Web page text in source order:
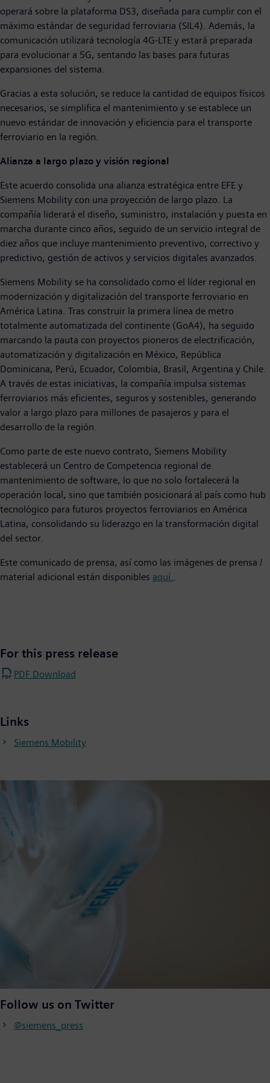
operará sobre la plataforma DS3, diseñada para cumplir con el
máximo estándar de seguridad ferroviaria (SIL4). Además, la
comunicación utilizará tecnología 4G-LTE y estará preparada
para evolucionar a 5G, sentando las bases para futuras
expansiones del sistema.
Gracias a esta solución, se reduce la cantidad de equipos físicos
necesarios, se simplifica el mantenimiento y se establece un
nuevo estándar de innovación y eficiencia para el transporte
ferroviario en la región.
Alianza a largo plazo y visión regional
Este acuerdo consolida una alianza estratégica entre EFE y
Siemens Mobility con una proyección de largo plazo. La
compañía liderará el diseño, suministro, instalación y puesta en
marcha durante cinco años, seguido de un servicio integral de
diez años que incluye mantenimiento preventivo, correctivo y
predictivo, gestión de activos y servicios digitales avanzados.
Siemens Mobility se ha consolidado como el líder regional en
modernización y digitalización del transporte ferroviario en
América Latina. Tras construir la primera línea de metro
totalmente automatizada del continente (GoA4), ha seguido
marcando la pauta con proyectos pioneros de electrificación,
automatización y digitalización en México, República
Dominicana, Perú, Ecuador, Colombia, Brasil, Argentina y Chile.
A través de estas iniciativas, la compañía impulsa sistemas
ferroviarios más eficientes, seguros y sostenibles, generando
valor a largo plazo para millones de pasajeros y para el
desarrollo de la región.
Como parte de este nuevo contrato, Siemens Mobility
establecerá un Centro de Competencia regional de
mantenimiento de software, lo que no solo fortalecerá la
operación local, sino que también posicionará al país como hub
tecnológico para futuros proyectos ferroviarios en América
Latina, consolidando su liderazgo en la transformación digital
del sector.
Este comunicado de prensa, así como las imágenes de prensa /
material adicional están disponibles aquí..
For this press release
PDF Download
Links
Siemens Mobility
Follow us on Twitter
@siemens_press